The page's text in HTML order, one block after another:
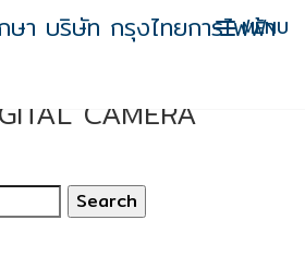
ษา บริษัท กรุงไทยการไฟฟ้า
MENU
CAMERA
CAMERA